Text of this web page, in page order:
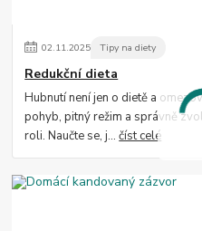
02.11.2025 Tipy na diety
Redukční dieta
Hubnutí není jen o dietě a
pohyb, pitný režim a správně
roli. Naučte se, j...číst celé